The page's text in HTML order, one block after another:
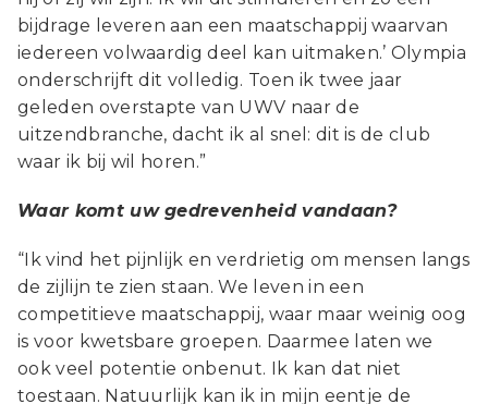
bijdrage leveren aan een maatschappij waarvan
iedereen volwaardig deel kan uitmaken.’ Olympia
onderschrijft dit volledig. Toen ik twee jaar
geleden overstapte van UWV naar de
uitzendbranche, dacht ik al snel: dit is de club
waar ik bij wil horen.”
Waar komt uw gedrevenheid vandaan?
“Ik vind het pijnlijk en verdrietig om mensen langs
de zijlijn te zien staan. We leven in een
competitieve maatschappij, waar maar weinig oog
is voor kwetsbare groepen. Daarmee laten we
ook veel potentie onbenut. Ik kan dat niet
toestaan. Natuurlijk kan ik in mijn eentje de